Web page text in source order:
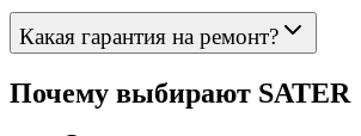
Какая гарантия на ремонт?
Почему выбирают SATER